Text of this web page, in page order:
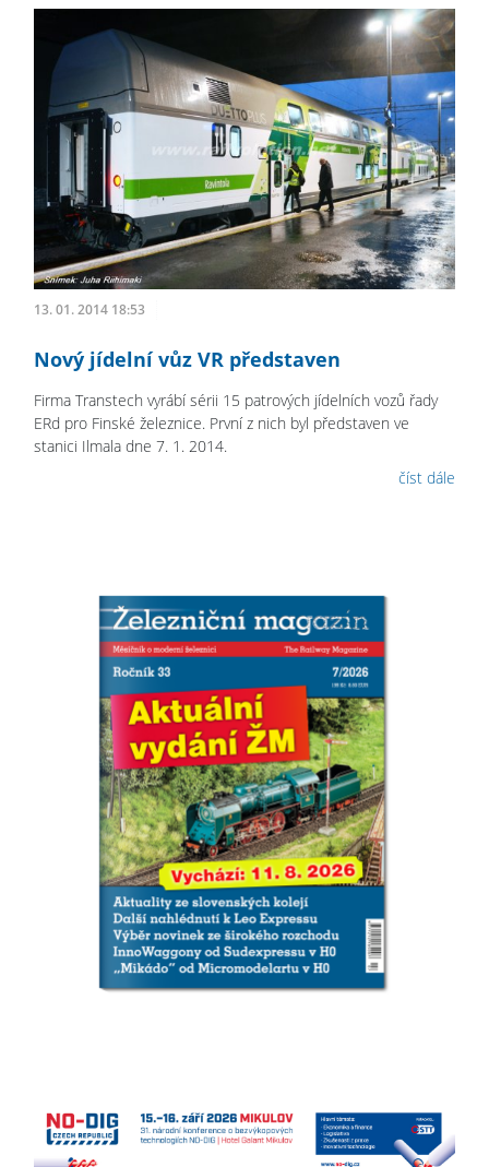
13. 01. 2014 18:53
Nový jídelní vůz VR představen
Firma Transtech vyrábí sérii 15 patrových jídelních vozů řady
ERd pro Finské železnice. První z nich byl představen ve
stanici Ilmala dne 7. 1. 2014.
číst dále